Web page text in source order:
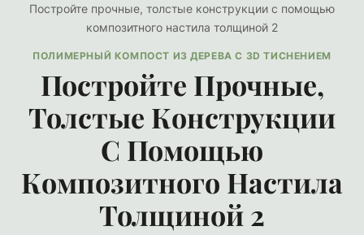
Постройте прочные, толстые конструкции с помощью
композитного настила толщиной 2
ПОЛИМЕРНЫЙ КОМПОСТ ИЗ ДЕРЕВА С 3D ТИСНЕНИЕМ
Постройте Прочные,
Толстые Конструкции
С Помощью
Композитного Настила
Толщиной 2